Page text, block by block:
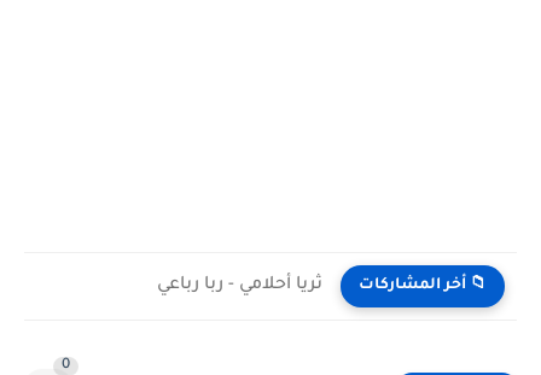
📁 أخر المشاركات ثريا أحلامي - ربا رباعي
0